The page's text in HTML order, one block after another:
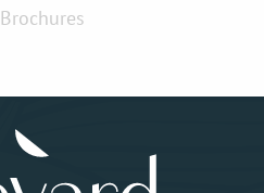
Brochures